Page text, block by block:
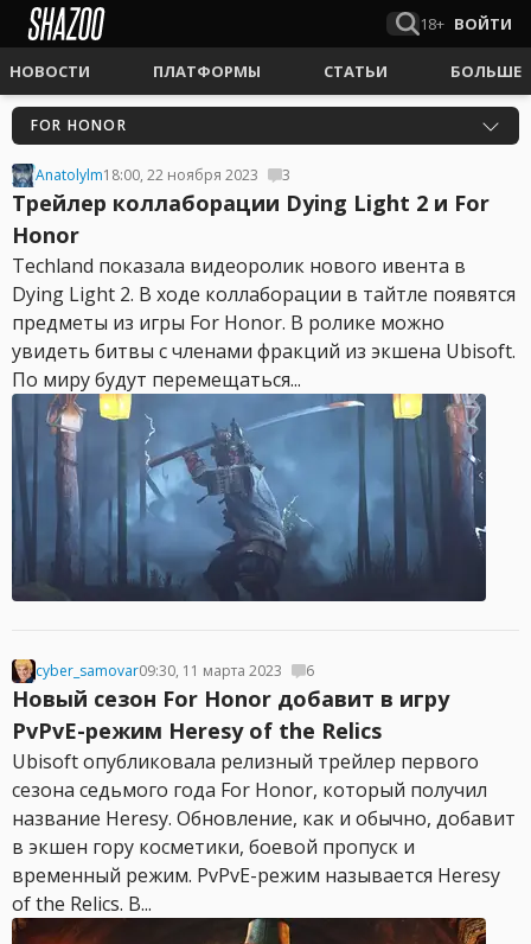
18+ ВОЙТИ
НОВОСТИ ПЛАТФОРМЫ СТАТЬИ БОЛЬШЕ
FOR HONOR
Anatolylm18:00, 22 ноября 2023 3
Трейлер коллаборации Dying Light 2 и For
Honor
Techland показала видеоролик нового ивента в
Dying Light 2. В ходе коллаборации в тайтле появятся
предметы из игры For Honor. В ролике можно
увидеть битвы с членами фракций из экшена Ubisoft.
По миру будут перемещаться...
cyber_samovar09:30, 11 марта 2023 6
Новый сезон For Honor добавит в игру
PvPvE-режим Heresy of the Relics
Ubisoft опубликовала релизный трейлер первого
сезона седьмого года For Honor, который получил
название Heresy. Обновление, как и обычно, добавит
в экшен гору косметики, боевой пропуск и
временный режим. PvPvE-режим называется Heresy
of the Relics. В...